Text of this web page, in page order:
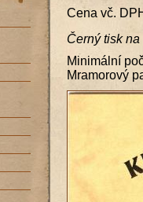
Cena vč.
Černý tisk
Minimální
Mramorový